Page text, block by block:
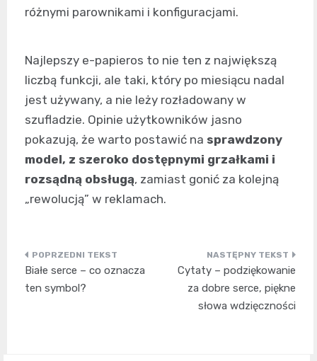
różnymi parownikami i konfiguracjami.
Najlepszy e-papieros to nie ten z największą
liczbą funkcji, ale taki, który po miesiącu nadal
jest używany, a nie leży rozładowany w
szufladzie. Opinie użytkowników jasno
pokazują, że warto postawić na sprawdzony
model, z szeroko dostępnymi grzałkami i
rozsądną obsługą, zamiast gonić za kolejną
„rewolucją” w reklamach.
Nawigacja
wpisu
Białe serce – co oznacza
ten symbol?
Cytaty – podziękowanie
za dobre serce, piękne
słowa wdzięczności